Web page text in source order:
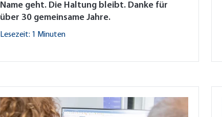
Name geht. Die Haltung bleibt. Danke für
über 30 gemeinsame Jahre.
Lesezeit: 1 Minuten